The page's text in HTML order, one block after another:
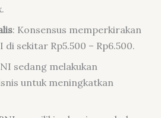
: Konsensus memperkirakan
sekitar Rp5.500 – Rp6.500.
sedang melakukan
untuk meningkatkan